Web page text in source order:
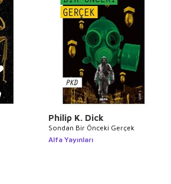
Philip K. Dick
Sondan Bir Önceki Gerçek
Alfa Yayınları